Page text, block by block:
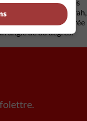
plus rapide de tous les
international de Fujairah,
spécialement préparée
angle de 30 degrés.